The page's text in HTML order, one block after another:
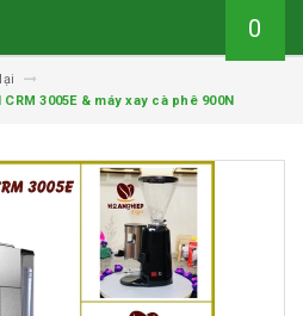
0
3005E & máy xay cà phê 900N